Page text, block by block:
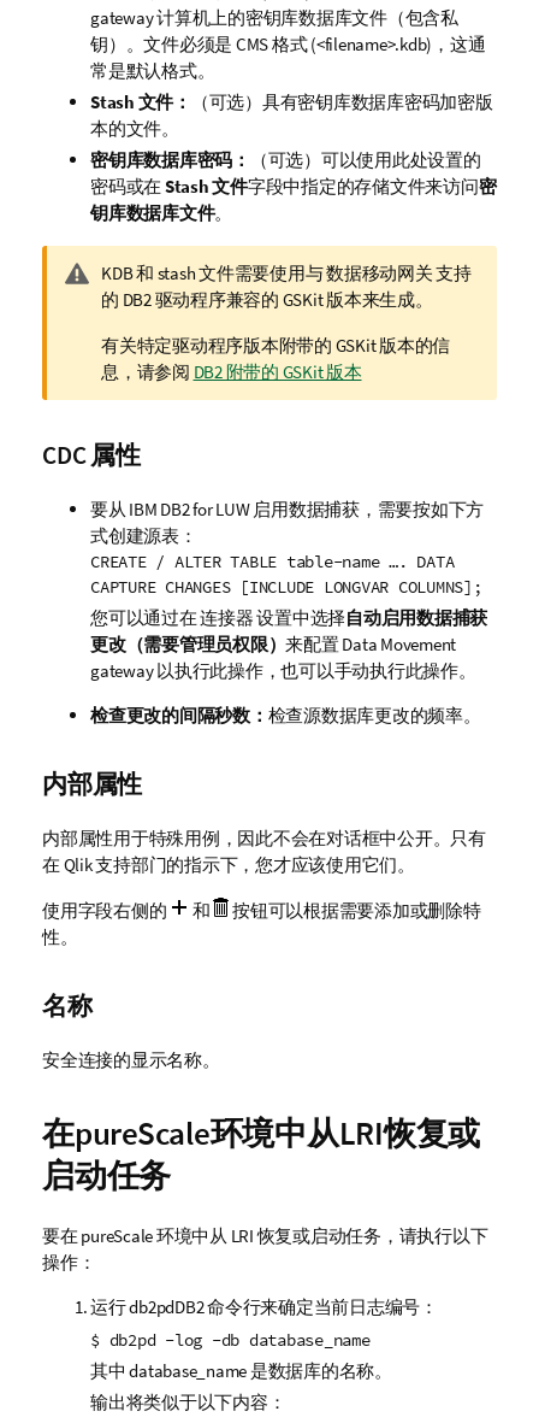
gateway计算机上的密钥库数据库文件（包含私
钥）。文件必须是 CMS 格式 (<filename>.kdb)，这通
常是默认格式。
Stash 文件：
（可选）具有密钥库数据库密码加密版
本的文件。
密钥库数据库密码：
（可选）可以使用此处设置的
密码或在 Stash 文件字段中指定的存储文件来访问密
钥库数据库文件。
警
告
释
KDB 和 stash 文件需要使用与数据移动网关支持
的 DB2 驱动程序兼容的 GSKit 版本来生成。
有关特定驱动程序版本附带的 GSKit 版本的信
息，请参阅 DB2 附带的 GSKit 版本
CDC 属性
要从 IBM DB2 for LUW启用数据捕获，需要按如下方
式创建源表：
CREATE / ALTER TABLE table-name …. DATA
CAPTURE CHANGES [INCLUDE LONGVAR COLUMNS];
您可以通过在连接器设置中选择自动启用数据捕获
更改（需要管理员权限）来配置Data Movement
gateway以执行此操作，也可以手动执行此操作。
检查更改的间隔秒数： 检查源数据库更改的频率。
内部属性
内部属性用于特殊用例，因此不会在对话框中公开。只有
在 Qlik支持部门的指示下，您才应该使用它们。
使用字段右侧的
和
按钮可以根据需要添加或删除特
性。
名称
安全连接的显示名称。
在pureScale环境中从LRI恢复或
启动任务
要在 pureScale 环境中从 LRI 恢复或启动任务，请执行以下
操作：
运行 db2pdDB2 命令行来确定当前日志编号：
$ db2pd -log -db database_name
其中database_name是数据库的名称。
输出将类似于以下内容：